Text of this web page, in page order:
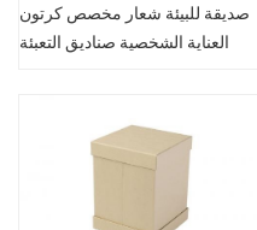
صديقة للبيئة شعار مخصص كرتون
العناية الشخصية صناديق التعبئة